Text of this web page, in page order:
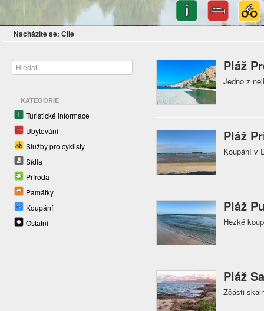
Nacházíte se: Cíle
KATEGORIE
Turistické informace
Ubytování
Služby pro cyklisty
Sídla
Příroda
Památky
Koupání
Ostatní
Pláž
Jedno z
Pláž
Koupání v
Pláž
Hezké
Pláž
Zčásti